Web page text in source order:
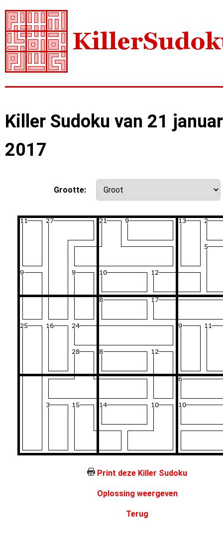
Killer Sudoku van 21
2017
Grootte:
Print deze Killer Sudoku
Oplossing weergeven
Terug